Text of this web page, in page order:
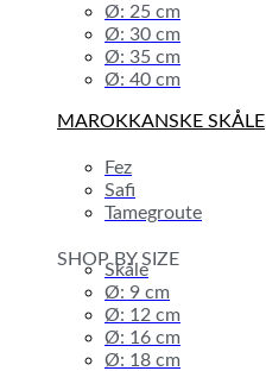
Ø: 25 cm
Ø: 30 cm
Ø: 35 cm
Ø: 40 cm
MAROKKANSKE SKÅLE
Fez
Safi
Tamegroute
SHOP BY SIZE
Skåle
Ø: 9 cm
Ø: 12 cm
Ø: 16 cm
Ø: 18 cm